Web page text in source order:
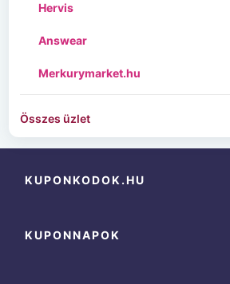
Hervis
Answear
Merkurymarket.hu
Összes üzlet
KUPONKODOK.HU
KUPONNAPOK